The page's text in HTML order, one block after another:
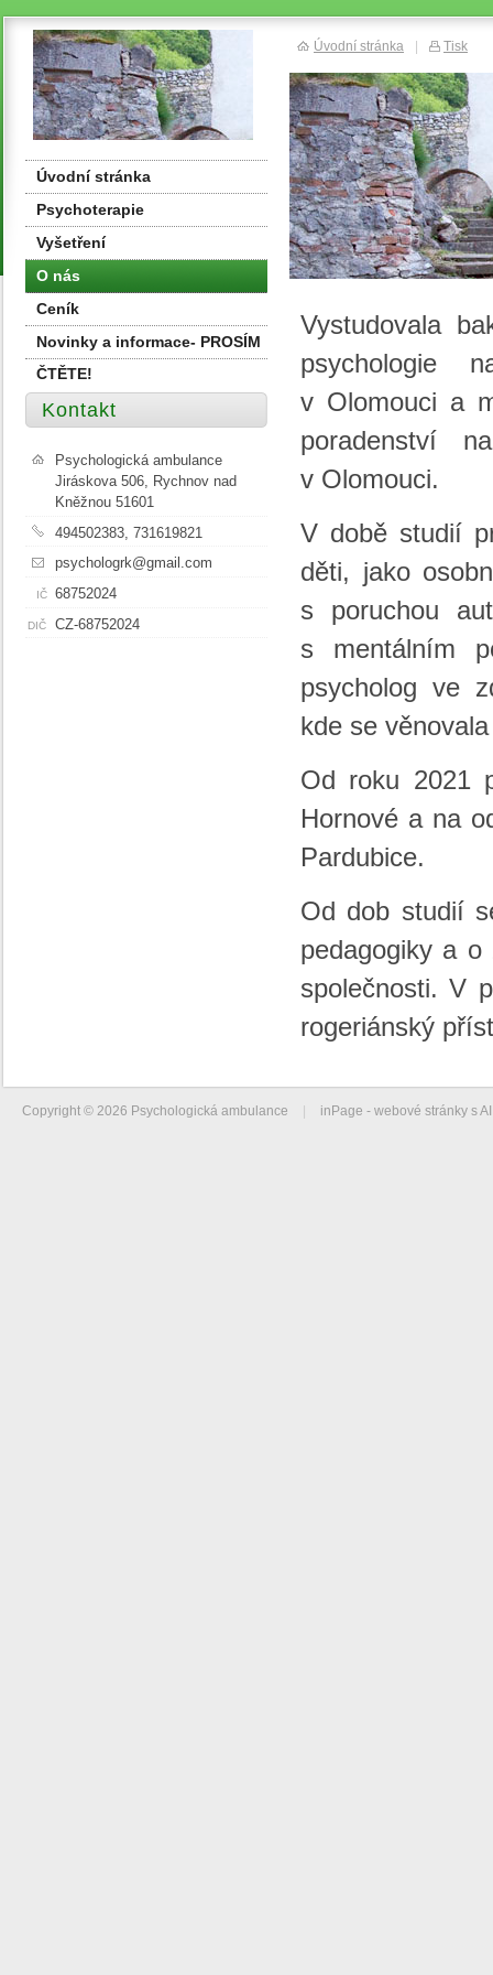
Vystudovala
psychologie
v Olomouci a
poradenství
v Olomouci.
V době studií
děti, jako
s poruchou
s mentálním
psycholog ve
kde se
Od roku 2021
Hornové a na
Pardubice.
Od dob studií
pedagogiky a
společnosti. V
rogeriánský
Úvodní stránka
Psychoterapie
Vyšetření
O nás
Ceník
Novinky a informace- PROSÍM
ČTĚTE!
Kontakt
Psychologická ambulance
Jiráskova 506, Rychnov nad
Kněžnou 51601
494502383, 731619821
psychologrk@gmail.com
IČ 68752024
DIČ CZ-68752024
Úvodní stránka | Tisk
Copyright © 2026 Psychologická ambulance inPage - webové stránky s